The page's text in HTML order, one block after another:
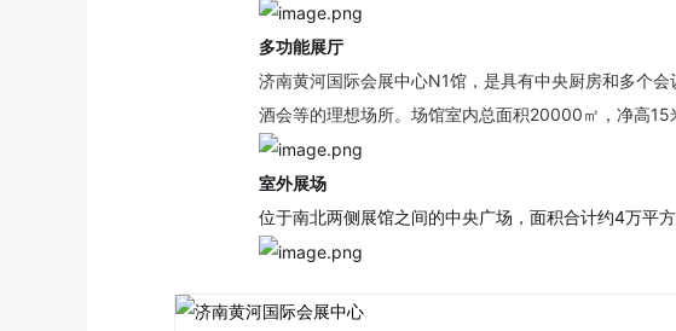
多功能展厅
济南黄河国际会展中心N1馆，是具有中央厨房和多个
酒会等的理想场所。场馆室内总面积20000㎡，净高15
室外展场
位于南北两侧展馆之间的中央广场，面积合计约4万平